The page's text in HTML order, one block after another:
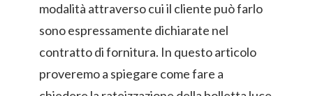
modalità attraverso cui il cliente può farlo
sono espressamente dichiarate nel
contratto di fornitura. In questo articolo
proveremo a spiegare come fare a